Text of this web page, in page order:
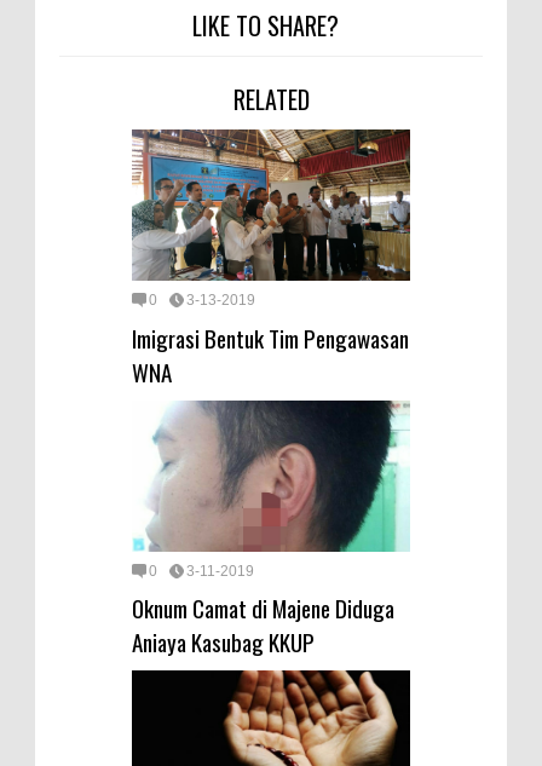
LIKE TO SHARE?
RELATED
0 3-13-2019
Imigrasi Bentuk Tim Pengawasan
WNA
0 3-11-2019
Oknum Camat di Majene Diduga
Aniaya Kasubag KKUP